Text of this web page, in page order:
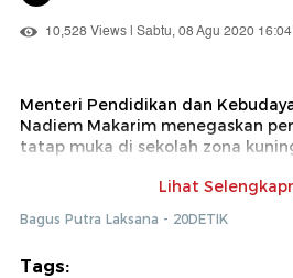
10,528 Views | Sabtu, 08 Agu 2020
Menteri Pendidikan dan
Nadiem Makarim menegaskan
tatap muka di sekolah zona
menerapkan protokol kesehatan
Lihat
Bagus Putra Laksana - 20DETIK
Tags: